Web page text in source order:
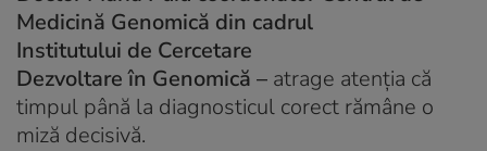
Medicină Genomică din cadrul
Institutului de Cercetare
Dezvoltare în Genomică – atrage atenția că
timpul până la diagnosticul corect rămâne o
miză decisivă.